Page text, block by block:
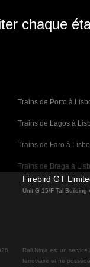
chaque
Trains de Porto à
Trains de Lagos à
Trains de Faro à
Trains de Braga à
Trains de Madrid à
Trains de Séville à
Firebird GT
Unit G 15/F Tal
Rail.Ninja est un
ferroviaire et ne